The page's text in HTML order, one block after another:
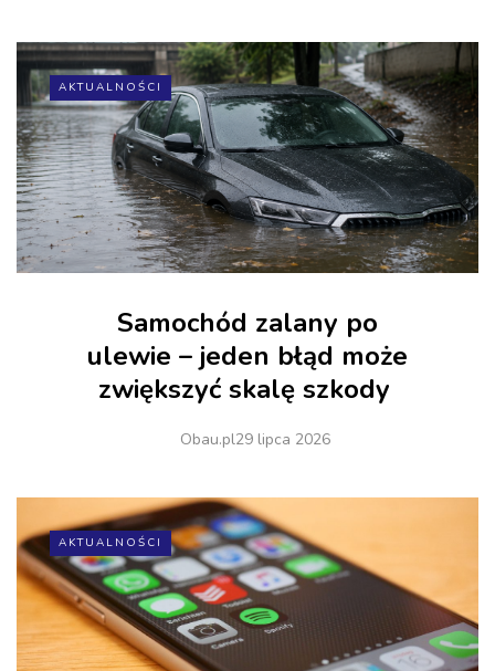
AKTUALNOŚCI
Samochód zalany po
ulewie – jeden błąd może
zwiększyć skalę szkody
Obau.pl29 lipca 2026
AKTUALNOŚCI